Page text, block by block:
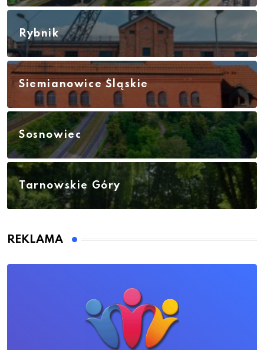
Rybnik
Siemianowice Śląskie
Sosnowiec
Tarnowskie Góry
REKLAMA